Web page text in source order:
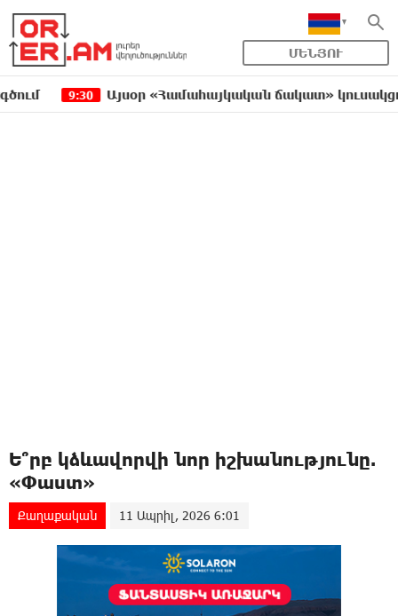
ՄԵՆՅՈՒ
9:30 Այսօր «Համահայկական ճակատ»
Ե՞րբ կձևավորվի նոր իշխանությունը.
«Փաստ»
Քաղաքական 11 Ապրիլ, 2026 6:01